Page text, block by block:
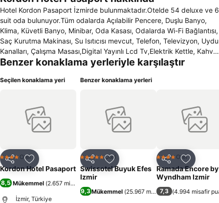
Hotel Kordon Pasaport İzmirde bulunmaktadır.Otelde 54 deluxe ve 6
suit oda bulunuyor.Tüm odalarda Açılabilir Pencere, Duşlu Banyo,
Klima, Küvetli Banyo, Minibar, Oda Kasası, Odalarda Wi-Fi Bağlantısı,
Saç Kurutma Makinası, Su Isıtıcısı mevcut, Telefon, Televizyon, Uydu
Kanalları, Çalışma Masası,Digital Yayınlı Lcd Tv,Elektrik Kettle, Kahve
ve Çay Seti ,Halı Ayarlanabilir Lamba Kat , Yangın Dedektörü ve
Sistemi,Rahatlatıcı sağanağına Yağmur Duş Başlığı Özellikleri,Makyaj
Café'de, Kahvaltı Salonuda bulunmaktadır.Otel İzmir Uluslararası
Fuar Alanı, Konak Pier Alışveriş Merkezi, tarihi Kemeraltı Çarşısına
yürüme mesafesindedir.Adnan Menderes Havaalanına ise 18
bulunuyor.Otelde 24 saat açık Resepsiyon, Asansör, Bagaj Servisi,
Cafe, Danışma, Engellilere uygunluk, Kablosuz İnternet Erişimi, Lobi,
Manzarlı Otel Barı, Otel Kasası, Otelbar, Otopark, Restoran, Teras,
Toplantı Odası, Çamaşırhane Servisi, Çocuk Bakımı ve 275 kişilik
toplantı salonu bulunuyor.
Benzer konaklama yerleriyle karşılaştır
Seçilen konaklama yeri
Paylaş Favorilerime ekle
4 Yıldız Otel
Kordon Hotel Pasaport
8,5 Mükemmel (2.657 misafir puanı
İzmir, Türkiye
Benzer konaklama yerleri
Paylaş Favorilerime ekle
5 Yıldız Otel
Swissotel Buyuk Efes
Izmir
9,3Mükemmel (25.967 misafir puanı)
Paylaş
4 Yıldız Otel
Ramada Encore by
Wyndham Izmir
7,3 (4.994 misafir